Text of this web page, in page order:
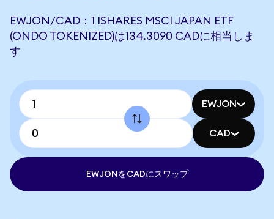
EWJON/CAD：1 ISHARES MSCI JAPAN ETF
(ONDO TOKENIZED)は134.3090 CADに相当しま
す
EWJON
CAD
EWJONをCADにスワップ